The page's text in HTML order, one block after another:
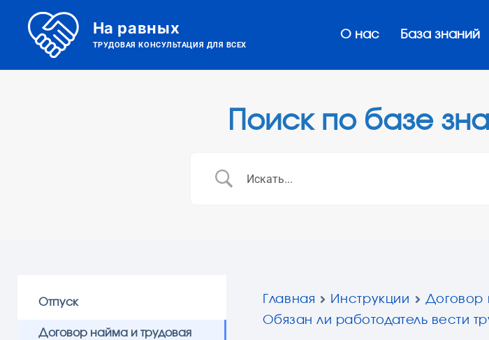
На равных
ТРУДОВАЯ КОНСУЛЬТАЦИЯ ДЛЯ ВСЕХ
О нас База знаний
Поиск по базе
Отпуск
Договор найма и трудовая
Главная Инструкции
Договор
Обязан ли работодатель вести